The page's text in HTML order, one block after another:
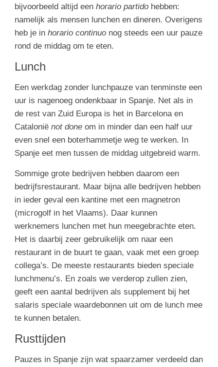
bijvoorbeeld altijd een horario partido hebben:
namelijk als mensen lunchen en dineren. Overigens
heb je in horario continuo nog steeds een uur pauze
rond de middag om te eten.
Lunch
Een werkdag zonder lunchpauze van tenminste een
uur is nagenoeg ondenkbaar in Spanje. Net als in
de rest van Zuid Europa is het in Barcelona en
Catalonië not done om in minder dan een half uur
even snel een boterhammetje weg te werken. In
Spanje eet men tussen de middag uitgebreid warm.
Sommige grote bedrijven hebben daarom een
bedrijfsrestaurant. Maar bijna alle bedrijven hebben
in ieder geval een kantine met een magnetron
(microgolf in het Vlaams). Daar kunnen
werknemers lunchen met hun meegebrachte eten.
Het is daarbij zeer gebruikelijk om naar een
restaurant in de buurt te gaan, vaak met een groep
collega’s. De meeste restaurants bieden speciale
lunchmenu’s. En zoals we verderop zullen zien,
geeft een aantal bedrijven als supplement bij het
salaris speciale waardebonnen uit om de lunch mee
te kunnen betalen.
Rusttijden
Pauzes in Spanje zijn wat spaarzamer verdeeld dan